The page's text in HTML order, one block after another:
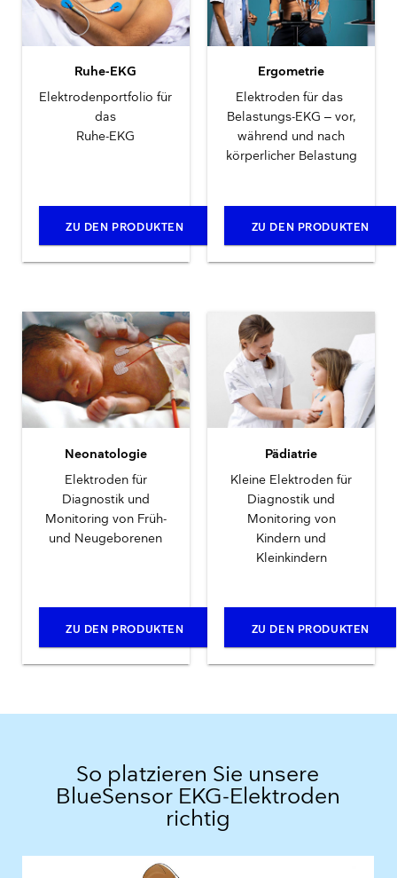
Ruhe-EKG
Elektrodenportfolio für
das
Ruhe-EKG
ZU DEN PRODUKTEN
Ergometrie
Elektroden für das
Belastungs-EKG – vor,
während und nach
körperlicher Belastung
ZU DEN PRODUKTEN
Neonatologie
Elektroden für
Diagnostik und
Monitoring von Früh-
und Neugeborenen
ZU DEN PRODUKTEN
Pädiatrie
Kleine Elektroden für
Diagnostik und
Monitoring von
Kindern und
Kleinkindern
ZU DEN PRODUKTEN
So platzieren Sie unsere
BlueSensor EKG-Elektroden
richtig